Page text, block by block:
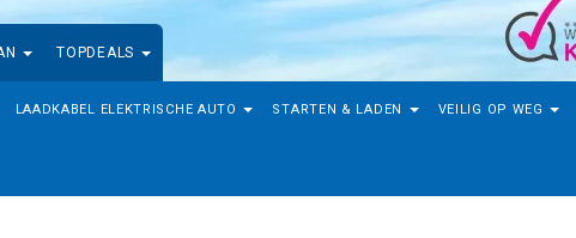
LAADKABEL ELEKTRISCHE AUTO STARTEN & LADEN VEILIG OP WEG
TOPDEALS